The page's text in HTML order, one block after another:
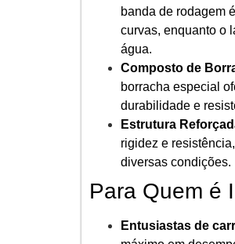
banda de rodagem
curvas, enquanto o
água.
Composto de
borracha especial
durabilidade e
Estrutura
rigidez e
diversas condições.
Para Quem é
Entusiastas de